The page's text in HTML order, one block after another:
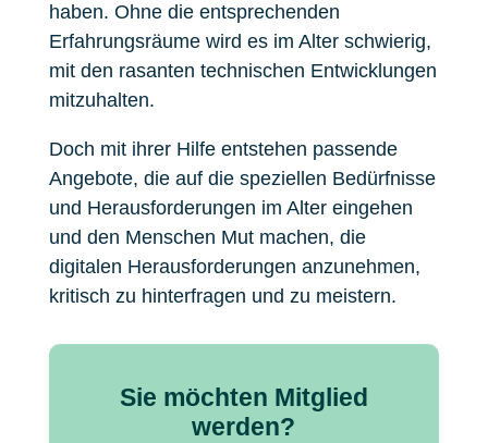
haben. Ohne die entsprechenden
Erfahrungsräume wird es im Alter schwierig,
mit den rasanten technischen Entwicklungen
mitzuhalten.
Doch mit ihrer Hilfe entstehen passende
Angebote, die auf die speziellen Bedürfnisse
und Herausforderungen im Alter eingehen
und den Menschen Mut machen, die
digitalen Herausforderungen anzunehmen,
kritisch zu hinterfragen und zu meistern.
Sie möchten Mitglied
werden?